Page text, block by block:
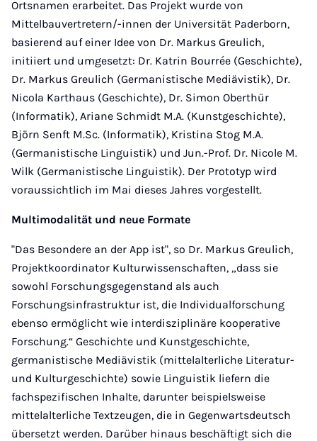
Ortsnamen erarbeitet. Das Projekt wurde von
Mittelbauvertretern/-innen der Universität Paderborn,
basierend auf einer Idee von Dr. Markus Greulich,
initiiert und umgesetzt: Dr. Katrin Bourrée (Geschichte),
Dr. Markus Greulich (Germanistische Mediävistik), Dr.
Nicola Karthaus (Geschichte), Dr. Simon Oberthür
(Informatik), Ariane Schmidt M.A. (Kunstgeschichte),
Björn Senft M.Sc. (Informatik), Kristina Stog M.A.
(Germanistische Linguistik) und Jun.-Prof. Dr. Nicole M.
Wilk (Germanistische Linguistik). Der Prototyp wird
voraussichtlich im Mai dieses Jahres vorgestellt.
Multimodalität und neue Formate
"Das Besondere an der App ist", so Dr. Markus Greulich,
Projektkoordinator Kulturwissenschaften, „dass sie
sowohl Forschungsgegenstand als auch
Forschungsinfrastruktur ist, die Individualforschung
ebenso ermöglicht wie interdisziplinäre kooperative
Forschung.“ Geschichte und Kunstgeschichte,
germanistische Mediävistik (mittelalterliche Literatur-
und Kulturgeschichte) sowie Linguistik liefern die
fachspezifischen Inhalte, darunter beispielsweise
mittelalterliche Textzeugen, die in Gegenwartsdeutsch
übersetzt werden. Darüber hinaus beschäftigt sich die